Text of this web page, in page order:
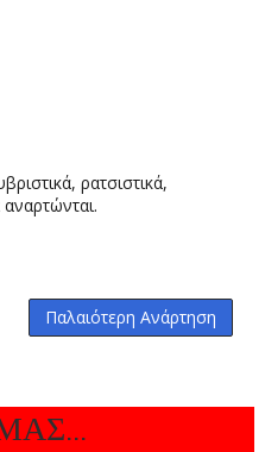
ρατσιστικά,
Παλαιότερη Ανάρτηση